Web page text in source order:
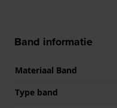
Band informatie
Materiaal Band
Type band